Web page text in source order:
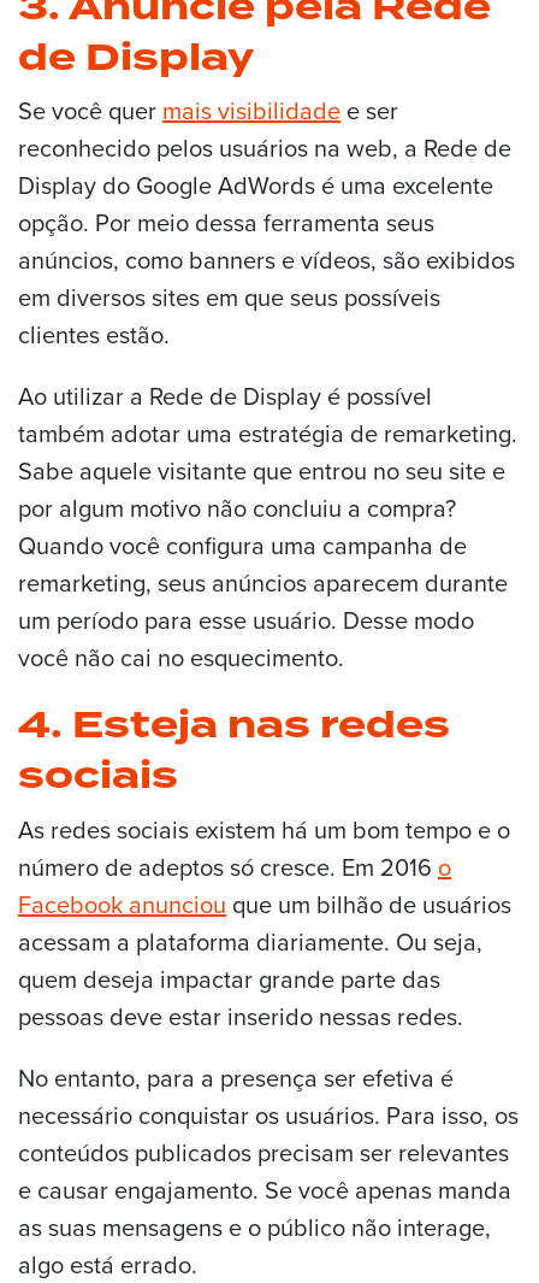
de Display
Se você quer mais visibilidade e ser
reconhecido pelos usuários na web, a Rede de
Display do Google AdWords é uma excelente
opção. Por meio dessa ferramenta seus
anúncios, como banners e vídeos, são exibidos
em diversos sites em que seus possíveis
clientes estão.
Ao utilizar a Rede de Display é possível
também adotar uma estratégia de remarketing.
Sabe aquele visitante que entrou no seu site e
por algum motivo não concluiu a compra?
Quando você configura uma campanha de
remarketing, seus anúncios aparecem durante
um período para esse usuário. Desse modo
você não cai no esquecimento.
4. Esteja nas redes
sociais
As redes sociais existem há um bom tempo e o
número de adeptos só cresce. Em 2016 o
Facebook anunciou que um bilhão de usuários
acessam a plataforma diariamente. Ou seja,
quem deseja impactar grande parte das
pessoas deve estar inserido nessas redes.
No entanto, para a presença ser efetiva é
necessário conquistar os usuários. Para isso, os
conteúdos publicados precisam ser relevantes
e causar engajamento. Se você apenas manda
as suas mensagens e o público não interage,
algo está errado.